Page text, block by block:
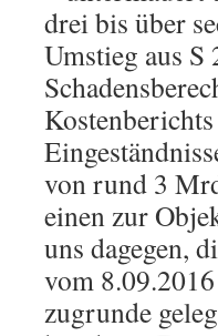
drei bis über
Umstieg aus S
von rund 3
einen zur
uns dagegen,
vom
zugrunde